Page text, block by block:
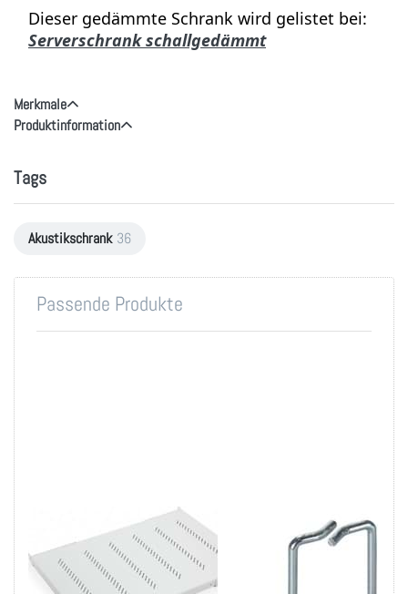
Dieser gedämmte Schrank wird gelistet bei:
Serverschrank schallgedämmt
Merkmale
Produktinformation
Tags
Akustikschrank 36
Passende Produkte
19 Zoll Fachboden
bis 80kg Belastung
in versch. Tiefen
Rangierbügel
40x80mm, vertikale